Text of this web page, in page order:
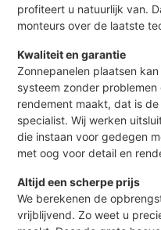
profiteert u natuurlijk van.
monteurs over de laatste
Kwaliteit en garantie
Zonnepanelen plaatsen
systeem zonder
rendement maakt, dat is
specialist. Wij werken
die instaan voor gedegen
met oog voor detail en
Altijd een scherpe prijs
We berekenen de
vrijblijvend. Zo weet u